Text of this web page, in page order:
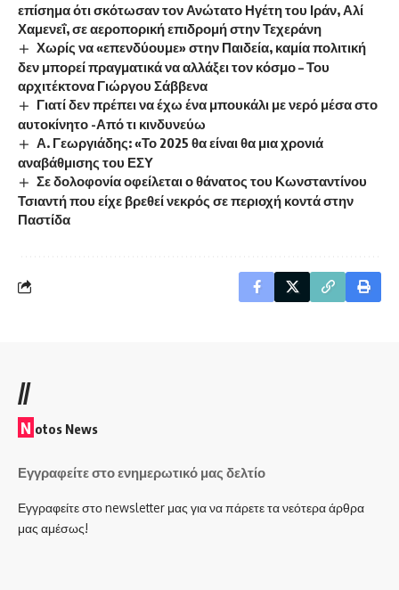
επίσημα ότι σκότωσαν τον Ανώτατο Ηγέτη του Ιράν, Αλί
Χαμενεΐ, σε αεροπορική επιδρομή στην Τεχεράνη
Χωρίς να «επενδύουμε» στην Παιδεία, καμία πολιτική
δεν μπορεί πραγματικά να αλλάξει τον κόσμο – Του
αρχιτέκτονα Γιώργου Σάββενα
Γιατί δεν πρέπει να έχω ένα μπουκάλι με νερό μέσα στο
αυτοκίνητο -Από τι κινδυνεύω
Α. Γεωργιάδης: «Το 2025 θα είναι θα μια χρονιά
αναβάθμισης του ΕΣΥ
Σε δολοφονία οφείλεται ο θάνατος του Κωνσταντίνου
Τσιαντή που είχε βρεθεί νεκρός σε περιοχή κοντά στην
Παστίδα
//
N otos News
Εγγραφείτε στο ενημερωτικό μας δελτίο
Εγγραφείτε στο newsletter μας για να πάρετε τα νεότερα άρθρα
μας αμέσως!